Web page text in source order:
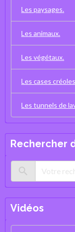
Les paysages.
Les animaux.
Les végétaux.
Les cases
Les tunnels de
Rechercher
Vidéos